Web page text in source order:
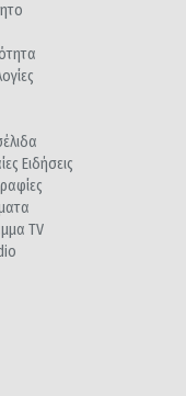
Ειδήσεις
TV